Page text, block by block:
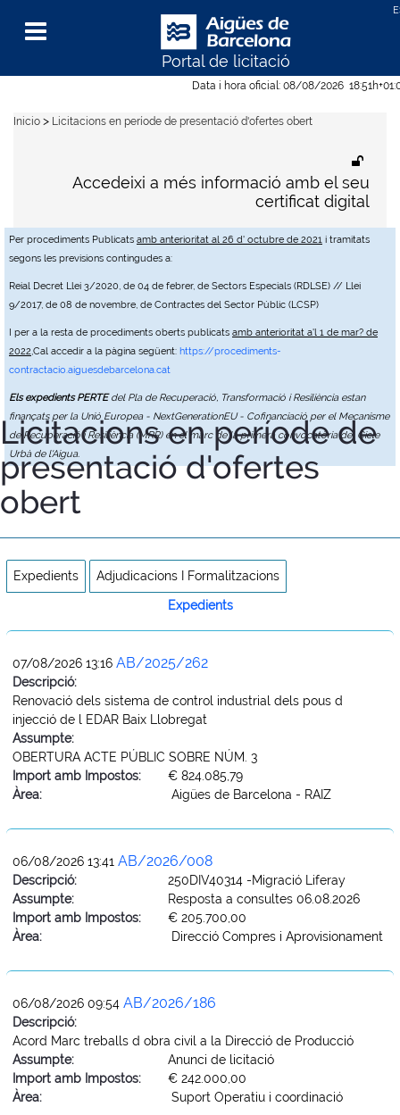
Data i hora oficial: 08/08/2026 18:51h
Per procediments Publicats amb anterioritat al 26 d' octubre de 2021 i tramitats
segons les previsions contingudes a:
Reial Decret Llei 3/2020, de 04 de febrer, de Sectors Especials (RDLSE) // Llei
9/2017, de 08 de novembre, de Contractes del Sector Públic (LCSP)
I per a la resta de procediments oberts publicats amb anterioritat a'l 1 de mar? de
2022,Cal accedir a la pàgina següent: https://procediments-
contractacio.aiguesdebarcelona.cat
Els expedients PERTEdel Pla de Recuperació, Transformació i Resiliència estan
finançats per la Unió Europea - NextGenerationEU - Cofinanciació per el Mecanisme
de Recuperació i Resiliència (MRR) en el marc de la primera convocatòria del Cicle
Urbà de l'Aigua.
Portal de licitació
Menu
Accedeixi a més informació amb el seu
certificat digital
Inicio > Licitacions en període de presentació d'ofertes obert
Licitacions en període de
presentació d'ofertes
obert
Expedients Adjudicacions I Formalitzacions
Expedients
07/08/2026 13:16 AB/2025/262
Descripció:
Renovació dels sistema de control industrial dels pous d
injecció de l EDAR Baix Llobregat
Assumpte:
OBERTURA ACTE PÚBLIC SOBRE NÚM. 3
Import amb Impostos:
€ 824.085,79
Àrea:
Aigües de Barcelona - RAIZ
06/08/2026 13:41 AB/2026/008
Descripció:
250DIV40314 -Migració Liferay
Assumpte:
Resposta a consultes 06.08.2026
Import amb Impostos:
€ 205.700,00
Àrea:
Direcció Compres i Aprovisionament
06/08/2026 09:54 AB/2026/186
Descripció:
Acord Marc treballs d obra civil a la Direcció de Producció
Assumpte:
Anunci de licitació
Import amb Impostos:
€ 242.000,00
Àrea:
Suport Operatiu i coordinació